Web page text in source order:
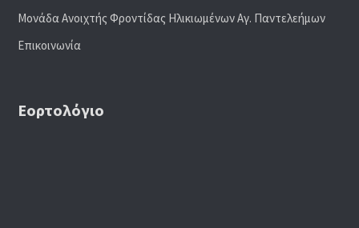
Μονάδα Ανοιχτής Φροντίδας Ηλικιωμένων Αγ. Παντελεήμων
Επικοινωνία
Εορτολόγιο